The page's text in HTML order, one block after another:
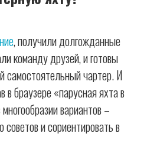
, получили долгожданные
команду друзей, и готовы
самостоятельный чартер. И
в браузере «парусная яхта в
вариантов –
и сориентировать в